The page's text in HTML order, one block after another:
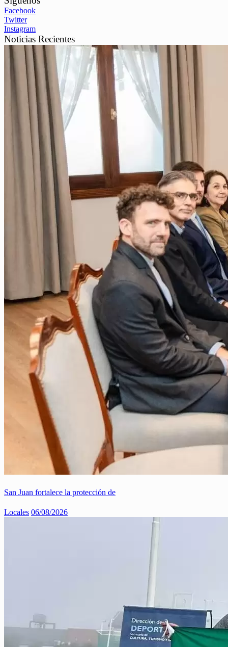
Facebook
Twitter
Instagram
Noticias Recientes
San Juan fortalece la protección de
Locales 06/08/2026